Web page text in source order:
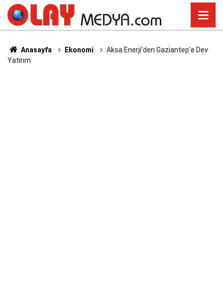
Anasayfa Ekonomi
Aksa Enerji’den Gaziantep'e Dev
Yatırım